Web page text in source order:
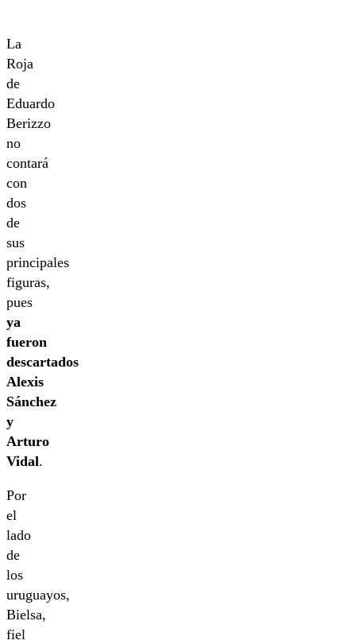
La
Roja
de
Eduardo
Berizzo
no
contará
con
dos
de
sus
principales
figuras,
pues
ya
fueron
descartados
Alexis
Sánchez
y
Arturo
Vidal.
Por
el
lado
de
los
uruguayos,
Bielsa,
fiel